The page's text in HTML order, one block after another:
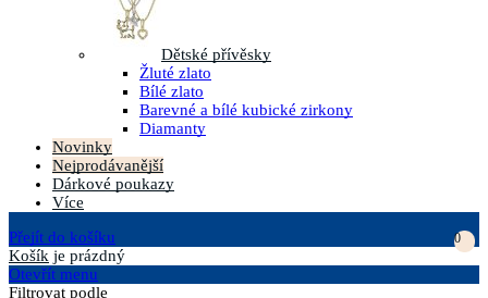
Dětské přívěsky
Žluté zlato
Bílé zlato
Barevné a bílé kubické zirkony
Diamanty
Novinky
Nejprodávanější
Dárkové poukazy
Více
Přejít do košíku
0
Košík je prázdný
Otevřít menu
Filtrovat podle